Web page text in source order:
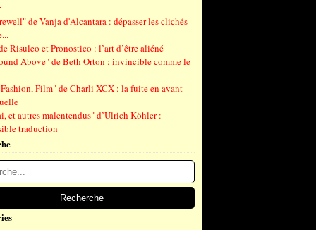
de Vanja d'Alcantara : dépasser les clichés
Risuleo et Pronostico : l’art d’être aliéné
Above" de Beth Orton : invincible comme le
Film" de Charli XCX : la fuite en avant
et autres malentendus" d’Ulrich Köhler :
traduction